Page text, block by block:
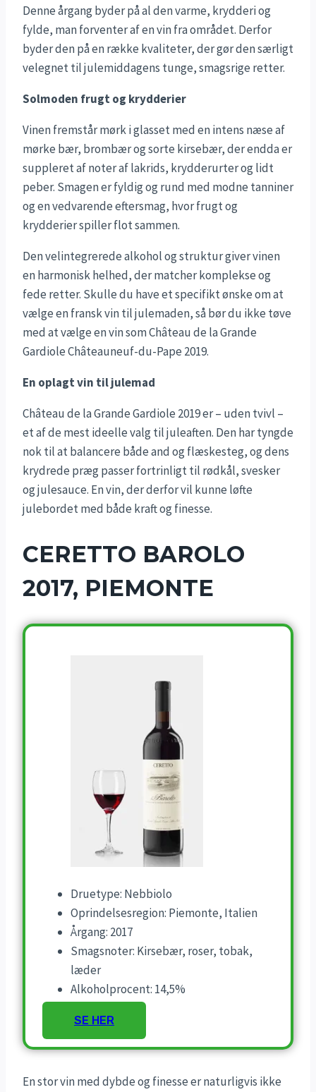
Denne årgang byder på al den varme, krydderi og
fylde, man forventer af en vin fra området. Derfor
byder den på en række kvaliteter, der gør den særligt
velegnet til julemiddagens tunge, smagsrige retter.
Solmoden frugt og krydderier
Vinen fremstår mørk i glasset med en intens næse af
mørke bær, brombær og sorte kirsebær, der endda er
suppleret af noter af lakrids, krydderurter og lidt
peber. Smagen er fyldig og rund med modne tanniner
og en vedvarende eftersmag, hvor frugt og
krydderier spiller flot sammen.
Den velintegrerede alkohol og struktur giver vinen
en harmonisk helhed, der matcher komplekse og
fede retter. Skulle du have et specifikt ønske om at
vælge en fransk vin til julemaden, så bør du ikke tøve
med at vælge en vin som Château de la Grande
Gardiole Châteauneuf-du-Pape 2019.
En oplagt vin til julemad
Château de la Grande Gardiole 2019 er – uden tvivl –
et af de mest ideelle valg til juleaften. Den har tyngde
nok til at balancere både and og flæskesteg, og dens
krydrede præg passer fortrinligt til rødkål, svesker
og julesauce. En vin, der derfor vil kunne løfte
julebordet med både kraft og finesse.
CERETTO BAROLO
2017, PIEMONTE
Druetype: Nebbiolo
Oprindelsesregion: Piemonte, Italien
Årgang: 2017
Smagsnoter: Kirsebær, roser, tobak,
læder
Alkoholprocent: 14,5%
SE HER
En stor vin med dybde og finesse er naturligvis ikke